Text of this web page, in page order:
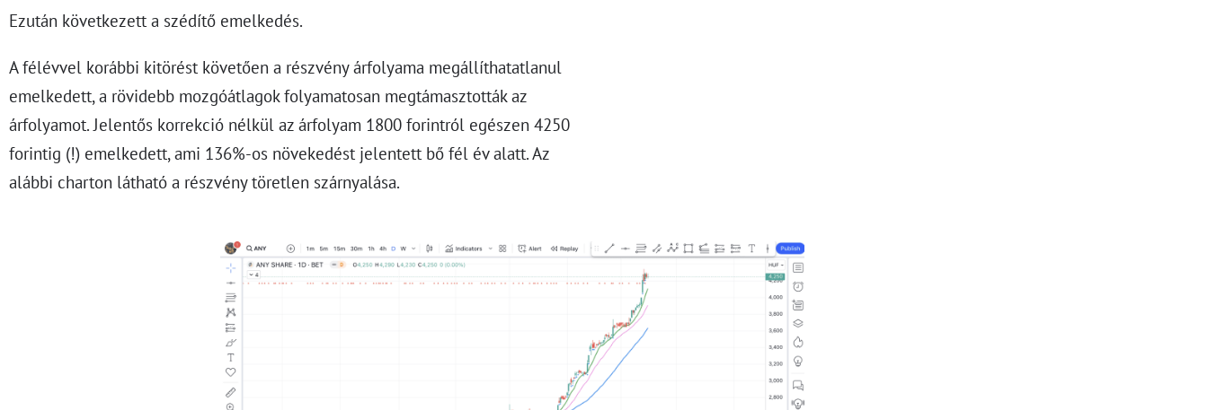
Ezután következett a szédítő emelkedés.
A félévvel korábbi kitörést követően a részvény árfolyama megállíthatatlanul
emelkedett, a rövidebb mozgóátlagok folyamatosan megtámasztották az
árfolyamot. Jelentős korrekció nélkül az árfolyam 1800 forintról egészen 4250
forintig (!) emelkedett, ami 136%-os növekedést jelentett bő fél év alatt. Az
alábbi charton látható a részvény töretlen szárnyalása.